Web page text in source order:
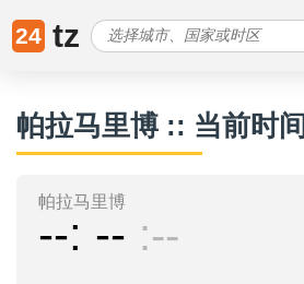
24 tz
帕拉马里博 :: 当前时间
帕拉马里博
-- -- --